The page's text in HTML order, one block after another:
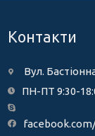
Контакти
Вул.
ПН-ПТ 9:30-